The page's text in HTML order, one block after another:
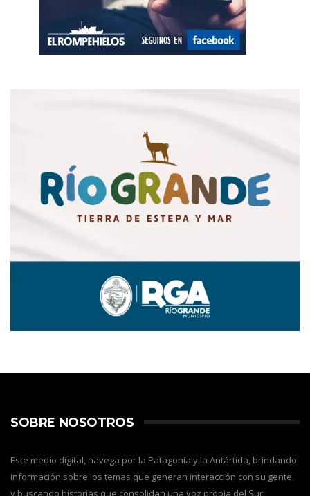
SOBRE NOSOTROS
Este medio digital, navega por la Patagonia y la Antártida, brindando
información sobre los temas que generan interacción con su gente,
y buscando historias que consolidan una voz propia del Sur,